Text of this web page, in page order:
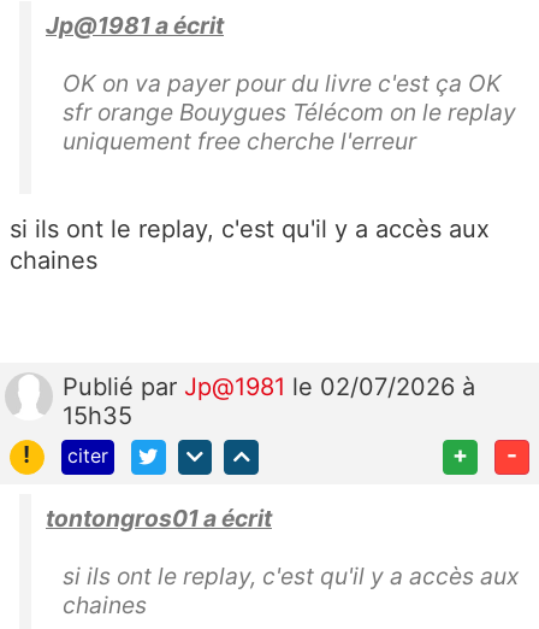
Jp@1981 a écrit
OK on va payer pour du livre c'est ça OK
sfr orange Bouygues Télécom on le replay
uniquement free cherche l'erreur
si ils ont le replay, c'est qu'il y a accès aux
chaines
Publié par Jp@1981 le 02/07/2026 à
15h35
!
citer + -
tontongros01 a écrit
si ils ont le replay, c'est qu'il y a accès aux
chaines